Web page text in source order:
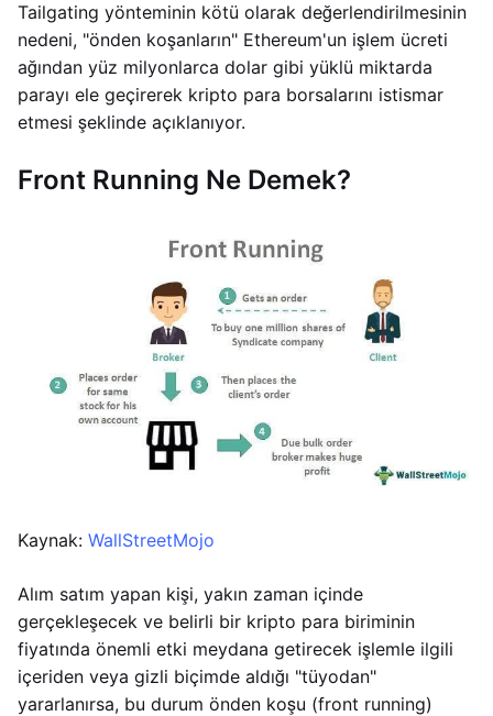
Tailgating yönteminin kötü olarak değerlendirilmesinin
nedeni, "önden koşanların" Ethereum'un işlem ücreti
ağından yüz milyonlarca dolar gibi yüklü miktarda
parayı ele geçirerek kripto para borsalarını istismar
etmesi şeklinde açıklanıyor.
Front Running Ne Demek?
Kaynak: WallStreetMojo
Alım satım yapan kişi, yakın zaman içinde
gerçekleşecek ve belirli bir kripto para biriminin
fiyatında önemli etki meydana getirecek işlemle ilgili
içeriden veya gizli biçimde aldığı "tüyodan"
yararlanırsa, bu durum önden koşu (front running)